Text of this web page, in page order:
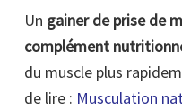
Un gainer de prise de
complément
du muscle plus
de lire : Musculation